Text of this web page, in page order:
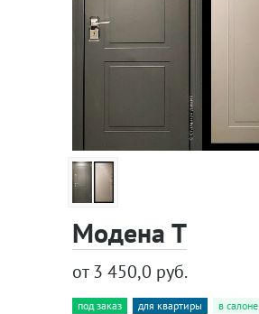
Модена Т
от 3 450,0 руб.
под заказ для квартиры в салоне